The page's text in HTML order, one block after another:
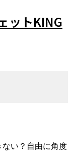
ットKING
い？自由に角度